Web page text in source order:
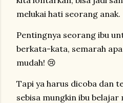
melukai hati seorang anak.
Pentingnya seorang ibu
berkata-kata, semarah
mudah! 😢
Tapi ya harus dicoba dan
sebisa mungkin ibu belajar